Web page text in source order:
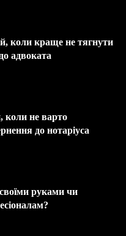
коли краще не тягнути
адвоката
коли не варто
до нотаріуса
руками чи